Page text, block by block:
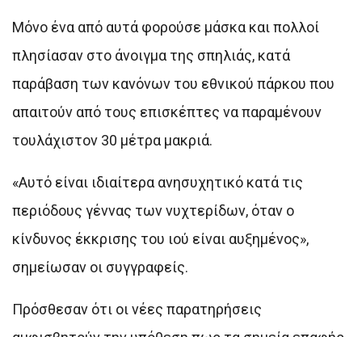
Μόνο ένα από αυτά φορούσε μάσκα και πολλοί
πλησίασαν στο άνοιγμα της σπηλιάς, κατά
παράβαση των κανόνων του εθνικού πάρκου που
απαιτούν από τους επισκέπτες να παραμένουν
τουλάχιστον 30 μέτρα μακριά.
«Αυτό είναι ιδιαίτερα ανησυχητικό κατά τις
περιόδους γέννας των νυχτερίδων, όταν ο
κίνδυνος έκκρισης του ιού είναι αυξημένος»,
σημείωσαν οι συγγραφείς.
Πρόσθεσαν ότι οι νέες παρατηρήσεις